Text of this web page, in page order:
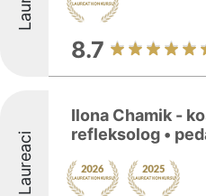
8.7
Laureaci
Ilona Chamik -
refleksolog •